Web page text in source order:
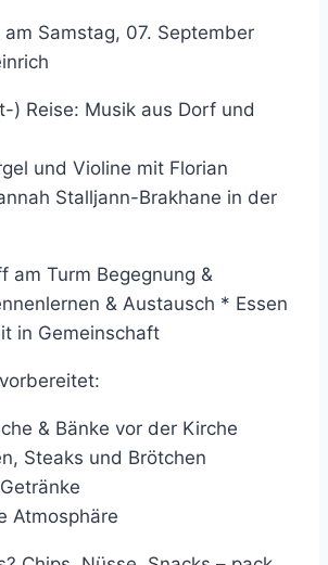
Samstag, 07. September
) Reise: Musik aus Dorf und
und Violine mit Florian
Stalljann-Brakhane in der
am Turm Begegnung &
& Austausch * Essen
in Gemeinschaft
& Bänke vor der Kirche
Steaks und Brötchen
Atmosphäre